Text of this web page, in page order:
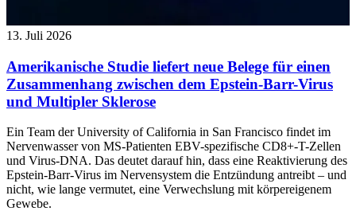
13. Juli 2026
Amerikanische Studie liefert neue Belege für einen
Zusammenhang zwischen dem Epstein-Barr-Virus
und Multipler Sklerose
Ein Team der University of California in San Francisco findet im
Nervenwasser von MS-Patienten EBV-spezifische CD8+-T-Zellen
und Virus-DNA. Das deutet darauf hin, dass eine Reaktivierung des
Epstein-Barr-Virus im Nervensystem die Entzündung antreibt – und
nicht, wie lange vermutet, eine Verwechslung mit körpereigenem
Gewebe.